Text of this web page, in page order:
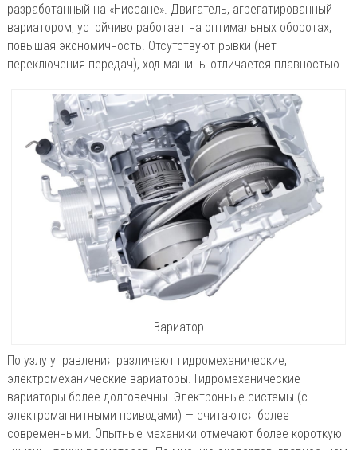
разработанный на «Ниссане». Двигатель, агрегатированный
вариатором, устойчиво работает на оптимальных оборотах,
повышая экономичность. Отсутствуют рывки (нет
переключения передач), ход машины отличается плавностью.
Вариатор
По узлу управления различают гидромеханические,
электромеханические вариаторы. Гидромеханические
вариаторы более долговечны. Электронные системы (с
электромагнитными приводами) — считаются более
современными. Опытные механики отмечают более короткую